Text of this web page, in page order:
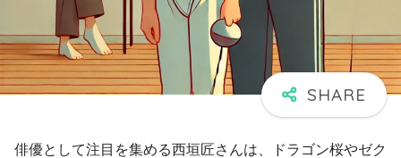
俳優として注目を集める西垣匠さんは、ドラゴン桜やゼク